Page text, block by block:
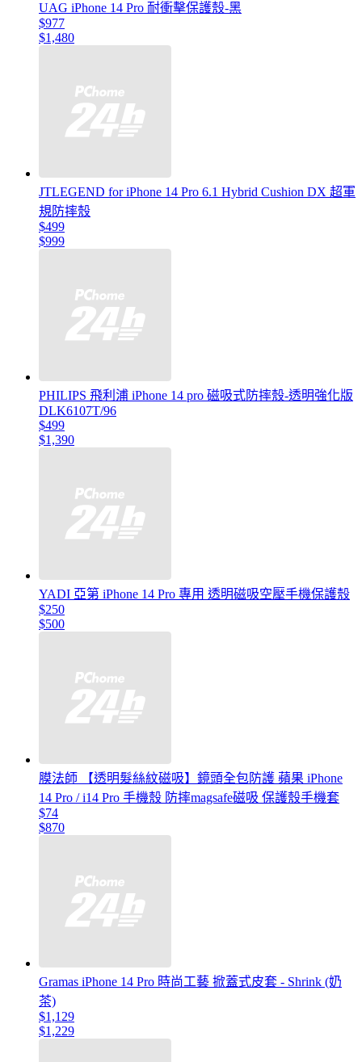
UAG iPhone 14 Pro 耐衝擊保護殼-黑
$977
$1,480
JTLEGEND for iPhone 14 Pro 6.1 Hybrid Cushion DX 超軍
規防摔殼
$499
$999
PHILIPS 飛利浦 iPhone 14 pro 磁吸式防摔殼-透明強化版
DLK6107T/96
$499
$1,390
YADI 亞第 iPhone 14 Pro 專用 透明磁吸空壓手機保護殼
$250
$500
膜法師 【透明髮絲紋磁吸】鏡頭全包防護 蘋果 iPhone
14 Pro / i14 Pro 手機殼 防摔magsafe磁吸 保護殼手機套
$74
$870
Gramas iPhone 14 Pro 時尚工藝 掀蓋式皮套 - Shrink (奶
茶)
$1,129
$1,229